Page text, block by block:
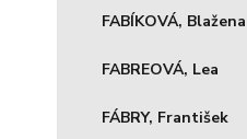
FABÍKOVÁ, Blažena
FABREOVÁ, Lea
FÁBRY, František